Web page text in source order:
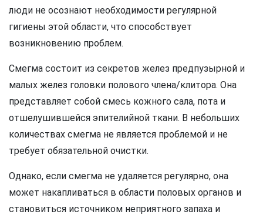
люди не осознают необходимости регулярной
гигиены этой области, что способствует
возникновению проблем.
Смегма состоит из секретов желез предпузырной и
малых желез головки полового члена/клитора. Она
представляет собой смесь кожного сала, пота и
отшелушившейся эпителийной ткани. В небольших
количествах смегма не является проблемой и не
требует обязательной очистки.
Однако, если смегма не удаляется регулярно, она
может накапливаться в области половых органов и
становиться источником неприятного запаха и